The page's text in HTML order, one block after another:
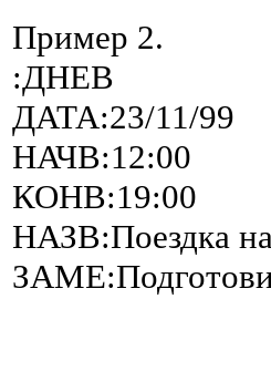
Пример 2.
:ДНЕВ
ДАТА:23/11/99
НАЧВ:12:00
КОНВ:19:00
НАЗВ:Поездка